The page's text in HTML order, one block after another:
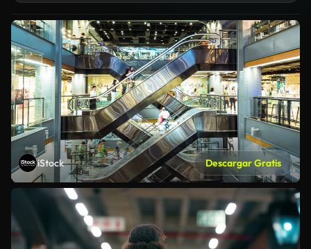
iStock Descargar Gratis